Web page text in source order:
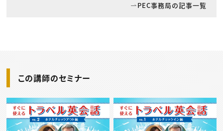
PEC事務局の記事一覧
この講師のセミナー